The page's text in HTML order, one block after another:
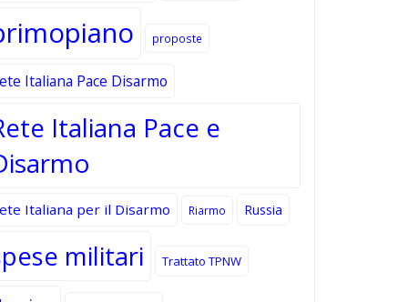
proposte
Italiana Pace Disarmo
Italiana Pace e
Italiana per il Disarmo Riarmo Russia
militari Trattato TPNW